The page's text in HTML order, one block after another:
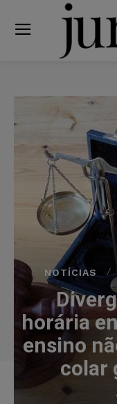
NOTÍCIAS
horária
ensino
colar